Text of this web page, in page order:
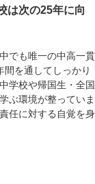
は次の25年に向
でも唯一の中高一貫
を通してしっかり
学校や帰国生・全国
ぶ環境が整っていま
任に対する自覚を身